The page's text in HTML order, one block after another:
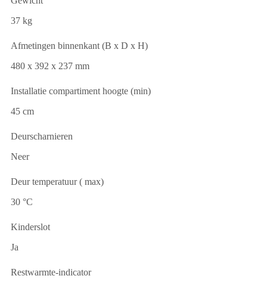
37 kg
Afmetingen binnenkant (B x D x H)
480 x 392 x 237 mm
Installatie compartiment hoogte (min)
45 cm
Deurscharnieren
Neer
Deur temperatuur ( max)
30 °C
Kinderslot
Ja
Restwarmte-indicator